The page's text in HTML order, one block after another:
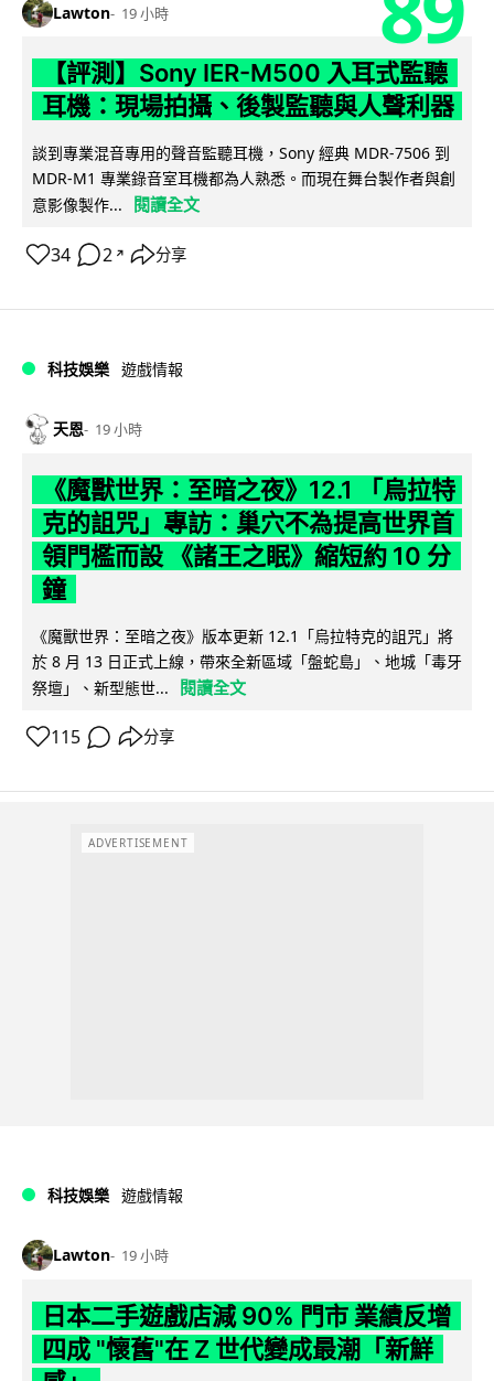
Lawton 19 小時
【評測】Sony IER-M500 入耳式監聽
耳機：現場拍攝、後製監聽與人聲利器
談到專業混音專用的聲音監聽耳機，Sony 經典 MDR-7506 到
MDR-M1 專業錄音室耳機都為人熟悉。而現在舞台製作者與創
意影像製作...
閱讀全文
34 2 ↗ 分享
科技娛樂 遊戲情報
天恩 19 小時
《魔獸世界：至暗之夜》12.1 「烏拉特
克的詛咒」專訪：巢穴不為提高世界首
領門檻而設 《諸王之眠》縮短約 10 分
鐘
《魔獸世界：至暗之夜》版本更新 12.1「烏拉特克的詛咒」將
於 8 月 13 日正式上線，帶來全新區域「盤蛇島」、地城「毒牙
祭壇」、新型態世...
閱讀全文
115 分享
ADVERTISEMENT
科技娛樂 遊戲情報
Lawton 19 小時
日本二手遊戲店減 90% 門市 業績反增
四成 "懷舊"在 Z 世代變成最潮「新鮮